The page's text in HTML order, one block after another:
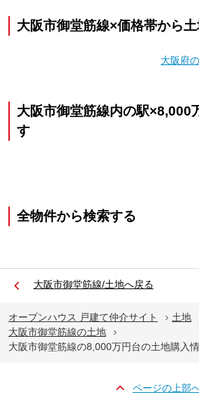
大阪市御堂筋線×価格帯から
大阪府
大阪市御堂筋線内の駅×8,000
す
全物件から検索する
大阪市御堂筋線/土地へ戻る
オープンハウス 戸建て仲介サイト 土地
大阪市御堂筋線の土地
大阪市御堂筋線の8,000万円台の土地購入
ページの上部